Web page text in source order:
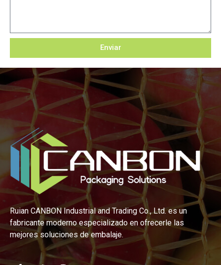
Enviar
Ruian CANBON Industrial and Trading Co., Ltd. es un
fabricante moderno especializado en ofrecerle las
mejores soluciones de embalaje.